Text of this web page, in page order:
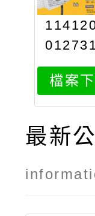
72新聞
報a
檔案
最新